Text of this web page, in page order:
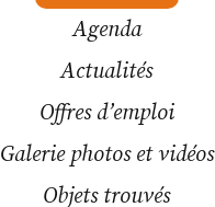
Agenda
Actualités
Offres d’emploi
Galerie photos et vidéos
Objets trouvés